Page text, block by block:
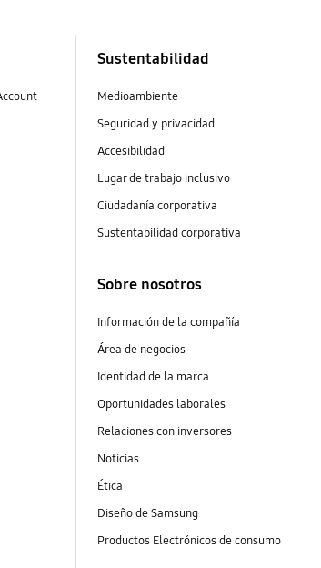
Sustentabilidad
Medioambiente
Seguridad y privacidad
Accesibilidad
Lugar de trabajo inclusivo
Ciudadanía corporativa
Sustentabilidad corporativa
Sobre nosotros
Información de la compañía
Área de negocios
Identidad de la marca
Oportunidades laborales
Relaciones con inversores
Noticias
Ética
Diseño de Samsung
Productos Electrónicos de consumo